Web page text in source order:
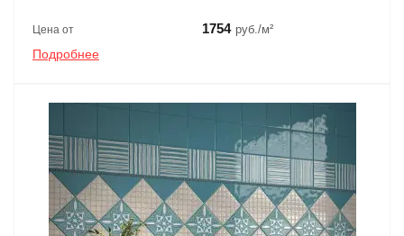
Цена от 1754 руб./м²
Подробнее